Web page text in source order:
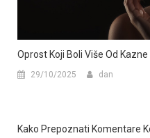
Oprost Koji Boli Više Od Kazne
29/10/2025 dan
Kako Prepoznati Komentare